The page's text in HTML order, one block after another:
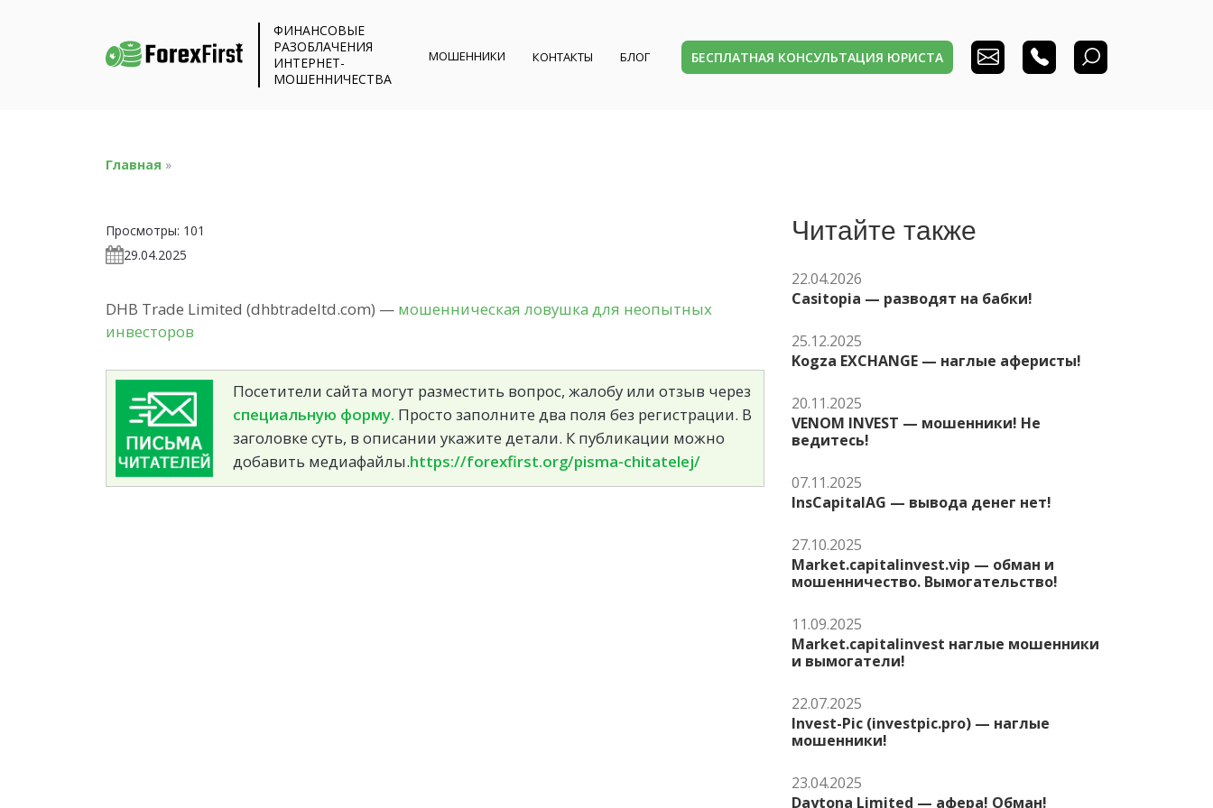
ФИНАНСОВЫЕ
РАЗОБЛАЧЕНИЯ
ИНТЕРНЕТ-
МОШЕННИЧЕСТВА
МОШЕННИКИ КОНТАКТЫ БЛОГ БЕСПЛАТНАЯ КОНСУЛЬТАЦИЯ ЮРИСТА
Главная »
Просмотры: 101
29.04.2025
DHB Trade Limited (dhbtradeltd.com) — мошенническая ловушка для неопытных
инвесторов
Посетители сайта могут разместить вопрос, жалобу или отзыв через
специальную форму. Просто заполните два поля без регистрации. В
заголовке суть, в описании укажите детали. К публикации можно
добавить медиафайлы.https://forexfirst.org/pisma-chitatelej/
Читайте также
22.04.2026
Casitopia — разводят на бабки!
25.12.2025
Kogza EXCHANGE — наглые аферисты!
20.11.2025
VENOM INVEST — мошенники! Не
ведитесь!
07.11.2025
InsCapitalAG — вывода денег нет!
27.10.2025
Market.capitalinvest.vip — обман и
мошенничество. Вымогательство!
11.09.2025
Market.capitalinvest наглые мошенники
и вымогатели!
22.07.2025
Invest-Pic (investpic.pro) — наглые
мошенники!
23.04.2025
Daytona Limited — афера! Обман!